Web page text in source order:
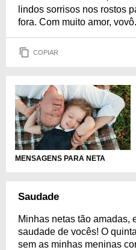
lindos sorrisos nos rostos
fora. Com muito amor, vovô.
COPIAR
MENSAGENS PARA NETA
Saudade
Minhas netas tão amadas,
saudade de vocês! O
sem as minhas meninas